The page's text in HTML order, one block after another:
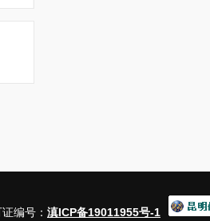
编号： 滇ICP备19011955号-1